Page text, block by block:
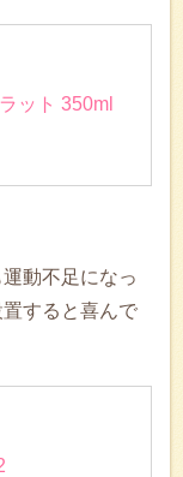
ット 350ml
動不足になっ
すると喜んで